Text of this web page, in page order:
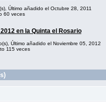
Último añadido el Octubre 28, 2011
60 veces
en la Quinta el Rosario
Último añadido el Noviembre 05, 2012
115 veces